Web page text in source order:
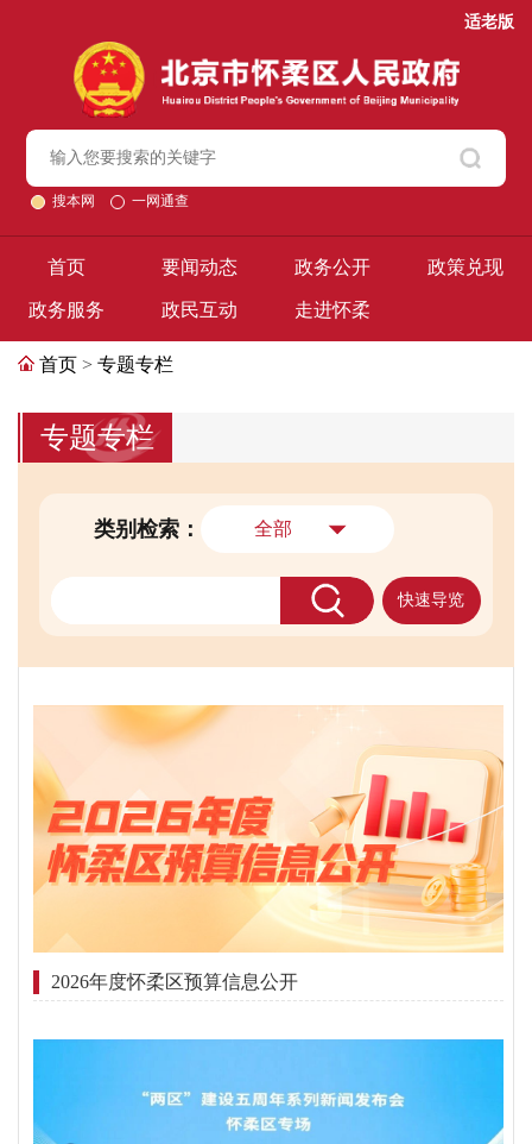
适老版
搜本网 一网通查
首页 要闻动态 政务公开 政策兑现
政务服务 政民互动 走进怀柔
首页 > 专题专栏
专题专栏
类别检索： 全部
快速导览
2026年度怀柔区预算信息公开